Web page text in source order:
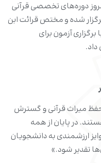
دوره‌های تخصصی قرآنی
شده و مختص قرائت ابن
آزمون برای
میراث قرآنی و گسترش
در پایان از همه
ارزشمندی به دانشجویان
تقدیر شود.»